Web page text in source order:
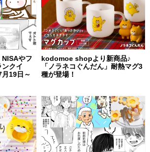
NISAやフ
クイ
19日～
kodomoe shopより新商品♪
「ノラネコぐんだん」耐熱マグ3
種が登場！